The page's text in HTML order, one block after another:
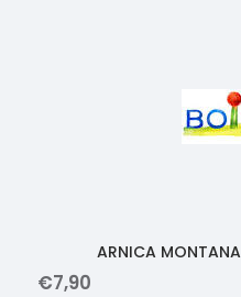
ARNICA
€7,90